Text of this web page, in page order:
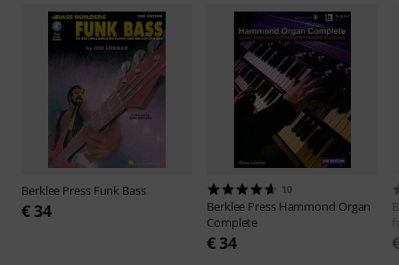
Berklee Press Funk Bass
€ 34
10
Berklee Press Hammond Organ
Complete
€ 34